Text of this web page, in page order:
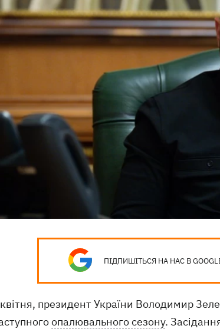
ПІДПИШІТЬСЯ НА НАС В
президент України Володимир
опалювального сезону.